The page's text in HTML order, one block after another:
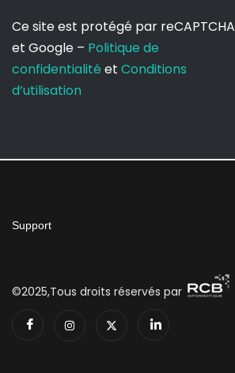
Ce site est protégé par reCAPTCHA
et Google – Politique de
confidentialité et Conditions
d’utilisation
Support
©2025,Tous droits réservés par